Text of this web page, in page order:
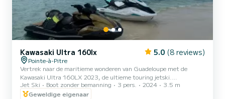
Kawasaki Ultra 160lx 5.0 (8 reviews)
Pointe-à-Pitre
Vertrek naar de maritieme wonderen van Guadeloupe met de
Kawasaki Ultra 160LX 2023, de ultieme touring jetski.
Ontworpen voor degenen die op zoek zijn naar kracht, comfort en
elegantie, belichaamt dit model de perfecte balans tussen prestatie
Jet Ski Boot zonder bemanning 3 pers. 2024
3.5 m
Geweldige eigenaar